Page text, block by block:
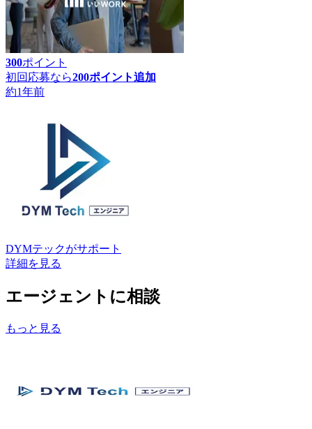
300ポイント
初回応募なら200ポイント追加
約1年前
DYMテックがサポート
詳細を見る
エージェントに相談
もっと見る